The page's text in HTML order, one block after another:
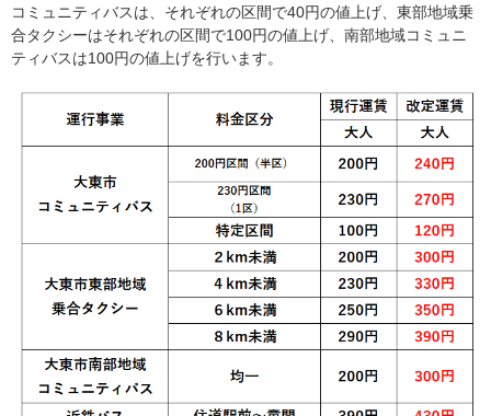
コミュニティバスは、それぞれの区間で40円の値上げ、東部地域乗
合タクシーはそれぞれの区間で100円の値上げ、南部地域コミュニ
ティバスは100円の値上げを行います。